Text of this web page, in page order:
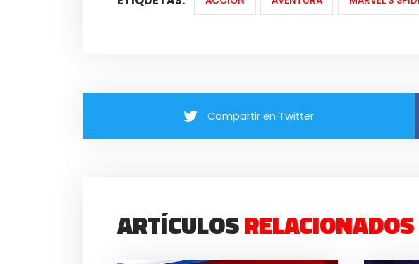
Compartir en Twitter
ARTÍCULOSRELACIONADOS